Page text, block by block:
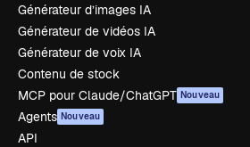
Générateur d’images IA
Générateur de vidéos IA
Générateur de voix IA
Contenu de stock
MCP pour Claude/ChatGPT Nouveau
Agents Nouveau
API